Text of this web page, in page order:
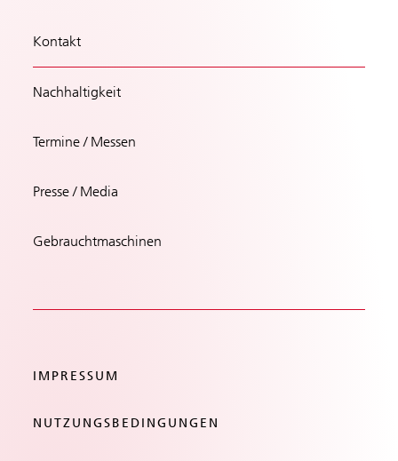
Kontakt
Nachhaltigkeit
Termine / Messen
Presse / Media
Gebrauchtmaschinen
IMPRESSUM
NUTZUNGSBEDINGUNGEN